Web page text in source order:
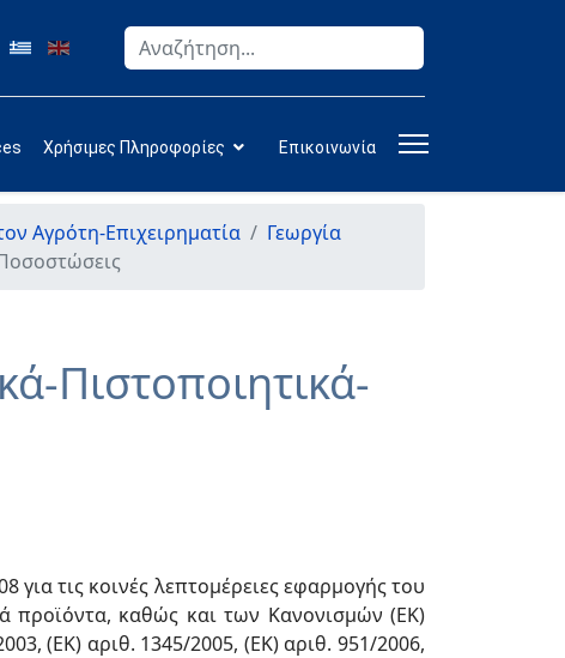
Αναζήτηση
Χρήσιμες Πληροφορίες Επικοινωνία
Αγρότη-Επιχειρηματία
Γεωργία
Πιστοποιητικά-
τις κοινές λεπτομέρειες εφαρμογής του
προϊόντα, καθώς και των Κανονισμών (ΕΚ)
(ΕΚ) αριθ. 1345/2005, (ΕΚ) αριθ. 951/2006,